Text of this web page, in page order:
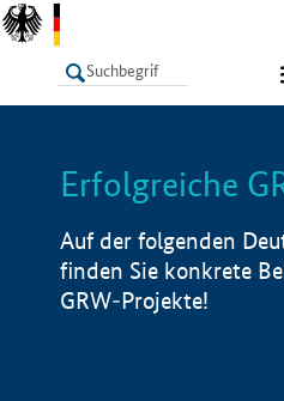
LISTE
Erfolgreiche
Auf der folgenden
finden Sie konkrete
GRW-Projekte!